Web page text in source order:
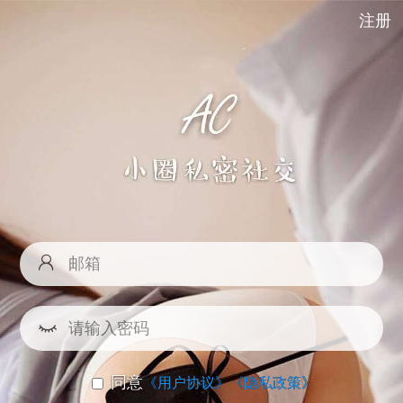
注册
同意《用户协议》《隐私政策》